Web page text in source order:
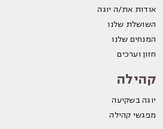
אודות את/ה יוגה
השושלת שלנו
המנחים שלנו
חזון וערכים
קהילה
יוגה בשקיעה
מפגשי קהילה